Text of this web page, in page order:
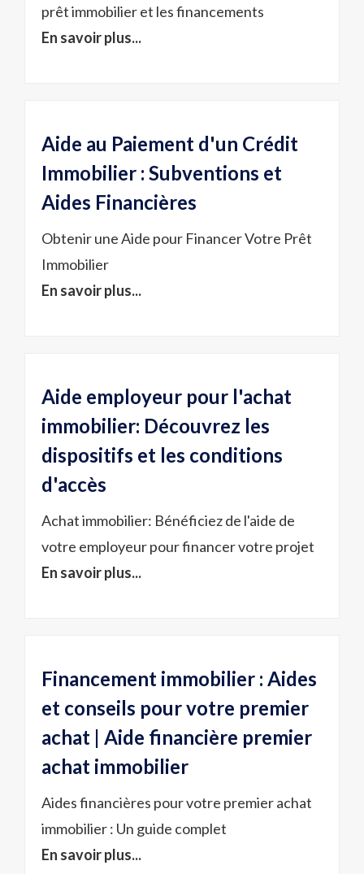
prêt immobilier et les financements
En savoir plus...
Aide au Paiement d'un Crédit
Immobilier : Subventions et
Aides Financières
Obtenir une Aide pour Financer Votre Prêt
Immobilier
En savoir plus...
Aide employeur pour l'achat
immobilier: Découvrez les
dispositifs et les conditions
d'accès
Achat immobilier: Bénéficiez de l'aide de
votre employeur pour financer votre projet
En savoir plus...
Financement immobilier : Aides
et conseils pour votre premier
achat | Aide financière premier
achat immobilier
Aides financières pour votre premier achat
immobilier : Un guide complet
En savoir plus...